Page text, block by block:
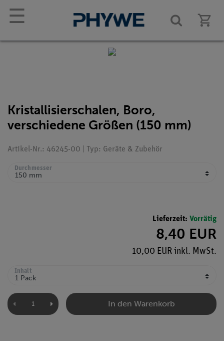
☰
Kristallisierschalen, Boro,
verschiedene Größen (150 mm)
Artikel-Nr.: 46245-00 | Typ: Geräte & Zubehör
Durchmesser
Lieferzeit: Vorrätig
8,40 EUR
10,00 EUR inkl. MwSt.
Inhalt
In den Warenkorb